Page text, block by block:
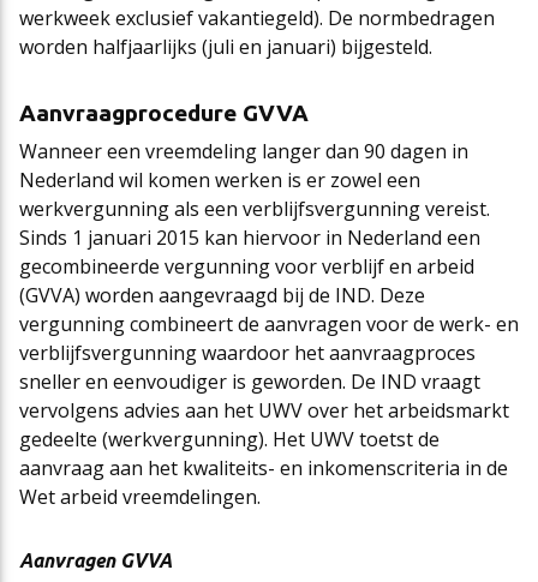
werkweek exclusief vakantiegeld). De normbedragen
worden halfjaarlijks (juli en januari) bijgesteld.
Aanvraagprocedure GVVA
Wanneer een vreemdeling langer dan 90 dagen in
Nederland wil komen werken is er zowel een
werkvergunning als een verblijfsvergunning vereist.
Sinds 1 januari 2015 kan hiervoor in Nederland een
gecombineerde vergunning voor verblijf en arbeid
(GVVA) worden aangevraagd bij de IND. Deze
vergunning combineert de aanvragen voor de werk- en
verblijfsvergunning waardoor het aanvraagproces
sneller en eenvoudiger is geworden. De IND vraagt
vervolgens advies aan het UWV over het arbeidsmarkt
gedeelte (werkvergunning). Het UWV toetst de
aanvraag aan het kwaliteits- en inkomenscriteria in de
Wet arbeid vreemdelingen.
Aanvragen GVVA